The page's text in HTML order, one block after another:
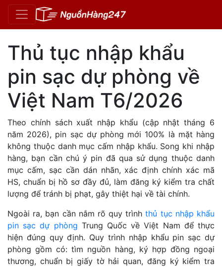
Thủ tục nhập khẩu
pin sạc dự phòng về
Việt Nam T6/2026
Theo chính sách xuất nhập khẩu (cập nhật tháng 6
năm 2026), pin sạc dự phòng mới 100% là mặt hàng
không thuộc danh mục cấm nhập khẩu. Song khi nhập
hàng, bạn cần chú ý pin đã qua sử dụng thuộc danh
mục cấm, sạc cần dán nhãn, xác định chính xác mã
HS, chuẩn bị hồ sơ đầy đủ, làm đăng ký kiểm tra chất
lượng để tránh bị phạt, gây thiệt hại về tài chính.
Ngoài ra, bạn cần nắm rõ quy trìnhthủ tục nhập khẩu
pin sạc dự phòng Trung Quốc về Việt Nam để thực
hiện đúng quy định. Quy trình nhập khẩu pin sạc dự
phòng gồm có: tìm nguồn hàng, ký hợp đồng ngoại
thương, chuẩn bị giấy tờ hải quan, đăng ký kiểm tra